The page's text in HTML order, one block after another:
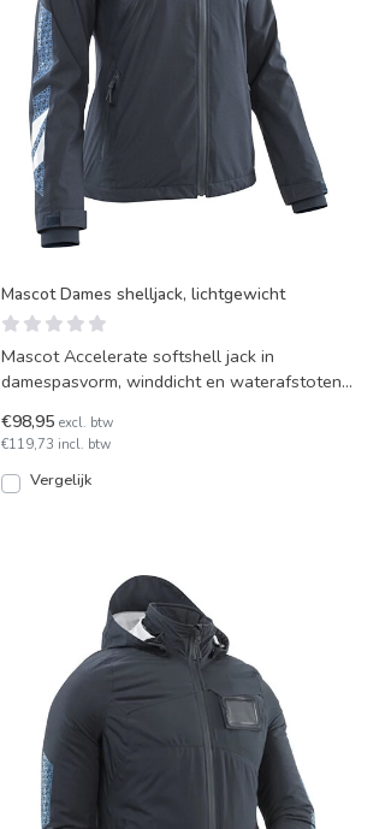
Mascot Dames shelljack, lichtgewicht
Mascot Accelerate softshell jack in
damespasvorm, winddicht en waterafstotend.
€98,95 excl. btw
€119,73 incl. btw
Vergelijk